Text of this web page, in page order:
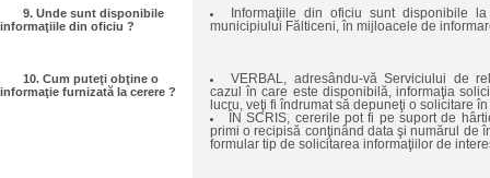
9. Unde sunt disponibile
informaţiile din oficiu ?
Informaţiile din oficiu sunt disponibile
municipiului Fălticeni, în mijloacele de
10. Cum puteţi obţine o
informaţie furnizată la cerere ?
VERBAL, adresându-vă Serviciului de
cazul în care este disponibilă, informaţia
lucru, veţi fi îndrumat să depuneţi o solicitare în
ÎN SCRIS, cererile pot fi pe suport de
primi o recipisă conţinând data şi numărul de
formular tip de solicitarea informaţiilor de